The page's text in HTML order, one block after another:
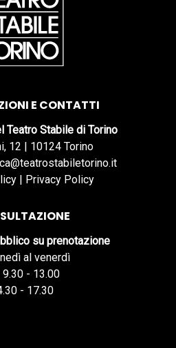
E CONTATTI
Teatro Stabile di Torino
12 | 10124 Torino
| Privacy Policy
su prenotazione
al venerdì
9.30 - 13.00
- 17.30